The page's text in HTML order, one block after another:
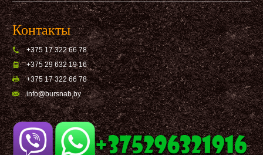
Контакты
+375 17 322 66 78
+375 29 632 19 16
+375 17 322 66 78
info@bursnab,by